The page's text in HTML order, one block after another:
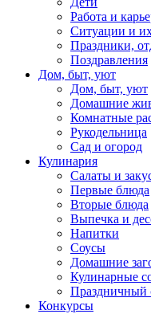
Работа и
Ситуации и
Праздники,
Поздравления
Дом, быт, уют
Дом, быт, уют
Домашние
Комнатные
Рукодельница
Сад и огород
Кулинария
Салаты и
Первые блюда
Вторые блюда
Выпечка и
Напитки
Соусы
Домашние
Кулинарные
Праздничный
Конкурсы